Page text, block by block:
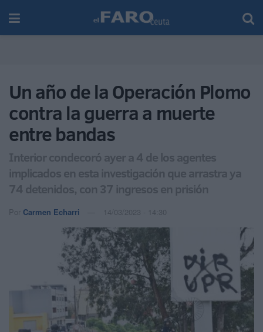
Un año de la Operación Plomo
contra la guerra a muerte
entre bandas
Interior condecoró ayer a 4 de los agentes
implicados en esta investigación que arrastra ya
74 detenidos, con 37 ingresos en prisión
Por Carmen Echarri 14/03/2023 - 14:30